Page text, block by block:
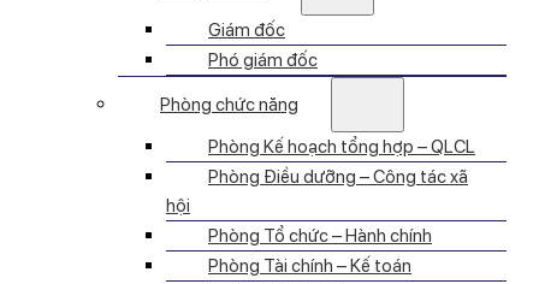
Giám đốc
Phó giám đốc
Phòng chức năng
Phòng Kế hoạch tổng hợp – QLCL
Phòng Điều dưỡng – Công tác xã
hội
Phòng Tổ chức – Hành chính
Phòng Tài chính – Kế toán